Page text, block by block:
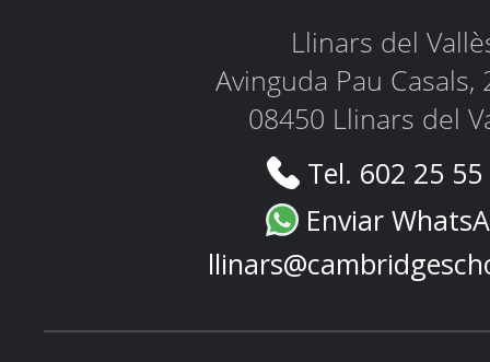
Llinars del
Avinguda Pau Casals,
08450 Llinars del
Tel. 602 25
Enviar